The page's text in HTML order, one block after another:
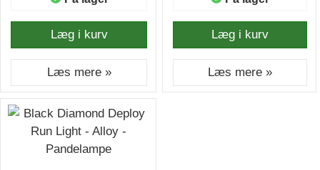
Læg i kurv
Læs mere »
Læg i kurv
Læs mere »